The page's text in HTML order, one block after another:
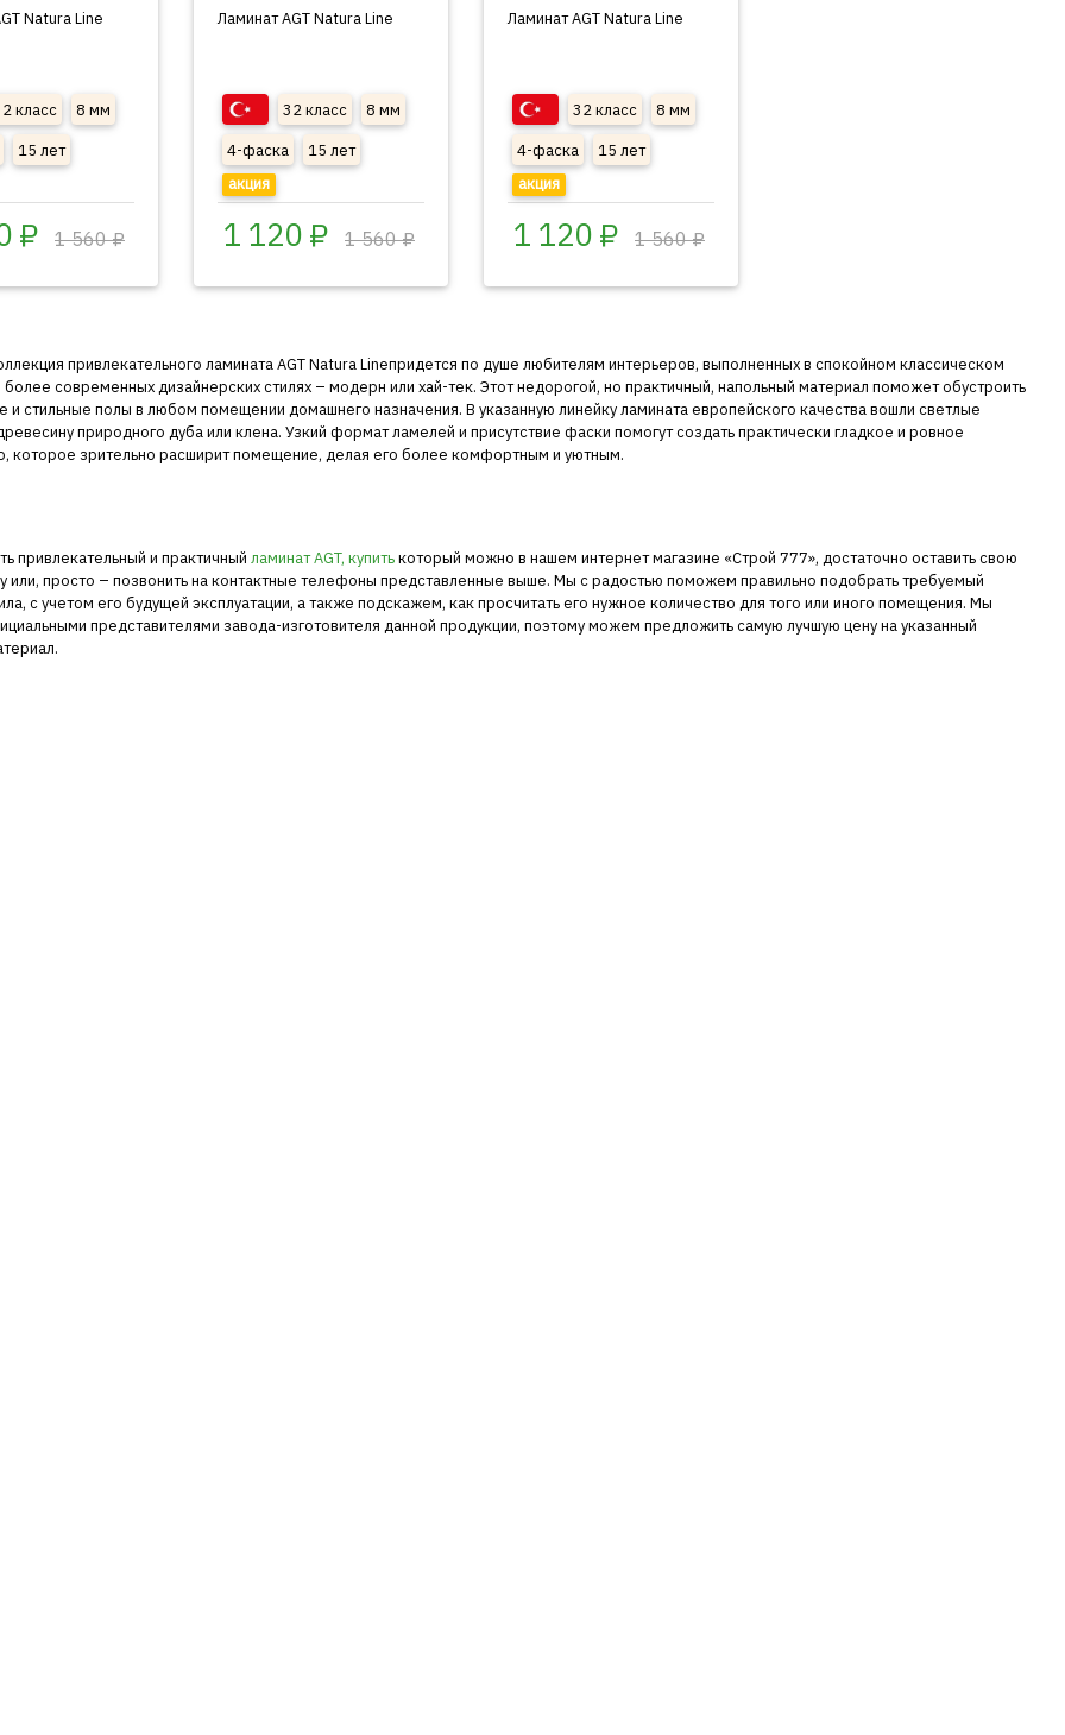
Natura Line
класс
8 мм
15 лет
₽ 1 560 ₽
Ламинат AGT Natura Line
32 класс
8 мм
4-фаска
15 лет
акция
1 120 ₽ 1 560 ₽
Ламинат AGT Natura Line
32 класс
8 мм
4-фаска
15 лет
акция
1 120 ₽ 1 560 ₽
привлекательного ламинатаAGT Natura Lineпридется по душе любителям интерьеров, выполненных в спокойном классическом
более современных дизайнерских стилях – модерн или хай-тек. Этот недорогой, но практичный, напольный материал поможет обустроить
и стильные полы в любом помещении домашнего назначения. В указанную линейку ламината европейского качества вошли светлые
природного дуба или клена. Узкий формат ламелей и присутствие фаски помогут создать практически гладкое и ровное
которое зрительно расширит помещение, делая его более комфортным и уютным.
привлекательный и практичный ламинат AGT, купитькоторый можно в нашем интернет магазине «Строй 777», достаточно оставить свою
или, просто – позвонить на контактные телефоны представленные выше. Мы с радостью поможем правильно подобрать требуемый
с учетом его будущей эксплуатации, а также подскажем, как просчитать его нужное количество для того или иного помещения. Мы
представителями завода-изготовителя данной продукции, поэтому можем предложить самую лучшую цену на указанный